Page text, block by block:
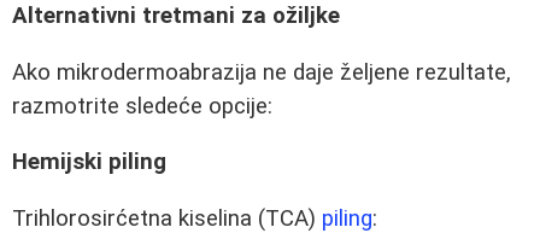
Alternativni tretmani za ožiljke
Ako mikrodermoabrazija ne daje željene rezultate,
razmotrite sledeće opcije:
Hemijski piling
Trihlorosirćetna kiselina (TCA) piling: